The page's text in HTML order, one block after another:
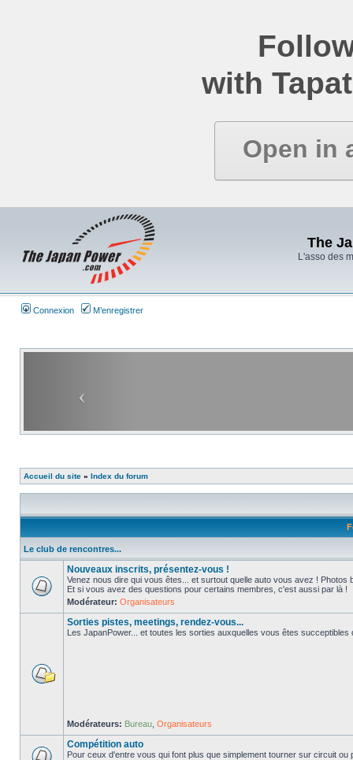
with
Open in
The
L'asso des
Connexion M’enregistrer
Accueil du site » Index du forum
Le club de rencontres...
Nouveaux inscrits, présentez-vous !
Venez nous dire qui vous êtes... et surtout quelle auto vous avez ! Photos
Et si vous avez des questions pour certains membres, c'est aussi par là !
Modérateur: Organisateurs
Sorties pistes, meetings, rendez-vous...
Les JapanPower... et toutes les sorties auxquelles vous êtes succeptibles
Modérateurs: Bureau Organisateurs
Compétition auto
Pour ceux d'entre vous qui font plus que simplement tourner sur circuit ou